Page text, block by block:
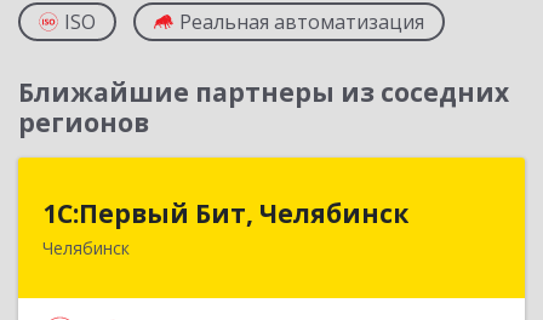
ISO Реальная автоматизация
Ближайшие партнеры из соседних
регионов
1С:Первый Бит, Челябинск
Челябинск
1С:Первый Бит, Челябинск